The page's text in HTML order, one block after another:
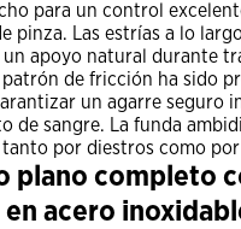
para un control
pinza. Las estrías a lo
apoyo natural durante
de fricción ha sido
un agarre seguro
de sangre. La funda
por diestros como
plano completo
acero